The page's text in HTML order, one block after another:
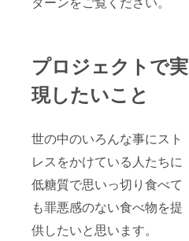
プロジェクトで実
現したいこと
世の中のいろんな事にスト
レスをかけている人たちに
低糖質で思いっ切り食べて
も罪悪感のない食べ物を提
供したいと思います。